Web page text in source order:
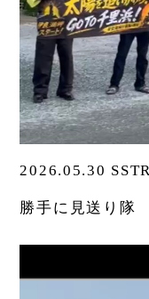
2026.05.30
勝手に見送り隊